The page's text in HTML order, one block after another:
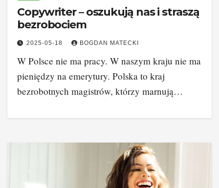
Copywriter – oszukują nas i straszą
bezrobociem
2025-05-18 BOGDAN MATECKI
W Polsce nie ma pracy. W naszym kraju nie ma
pieniędzy na emerytury. Polska to kraj
bezrobotnych magistrów, którzy marnują…